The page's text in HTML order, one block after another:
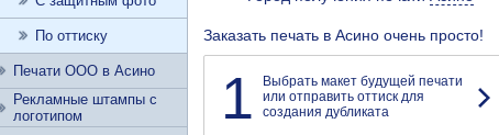
Заказать печать в Асино очень просто!
1
Выбрать макет будущей печати
или отправить оттиск для
создания дубликата
По оттиску
Печати ООО в Асино
Рекламные штампы с
логотипом